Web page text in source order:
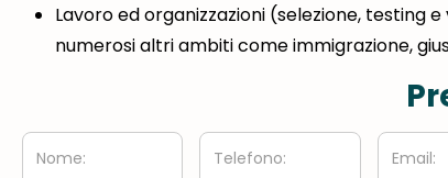
Lavoro ed organizzazioni (selezione, testing
numerosi altri ambiti come immigrazione,
Nome: Telefono: Email: